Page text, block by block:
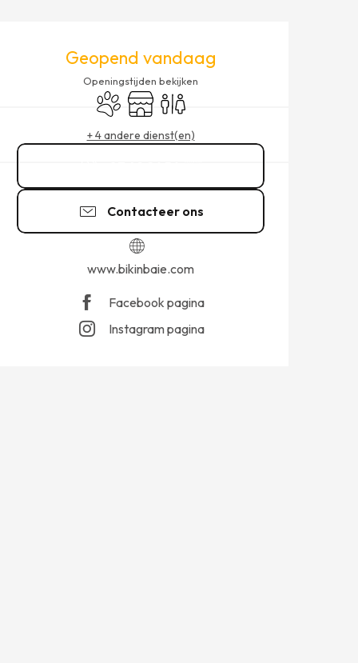
Geopend vandaag
Openingstijden bekijken
Dieren toegelaten
Winkel opToiletten
+ 4 andere dienst(en)
Contacteer ons
www.bikinbaie.com
Facebook pagina
Instagram pagina